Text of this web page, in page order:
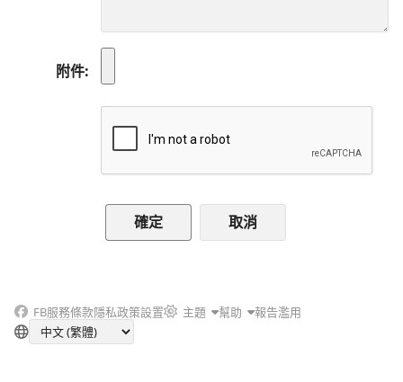
附件
取消
FB服務條款隱私政策設置 主題 幫助 報告濫用